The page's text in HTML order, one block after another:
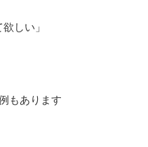
しい」
もあります